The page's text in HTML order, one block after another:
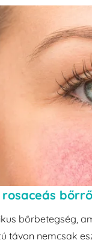
bőrbetegség,
távon nemcsak